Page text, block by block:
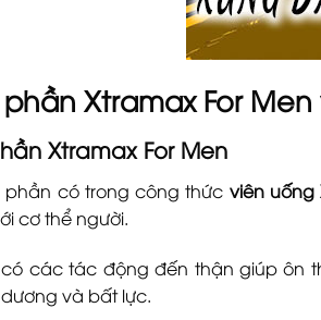
Xtramax For
Xtramax For Men
phần có trong công thức viên uống
cơ thể người.
các tác động đến thận giúp ôn
và bất lực.